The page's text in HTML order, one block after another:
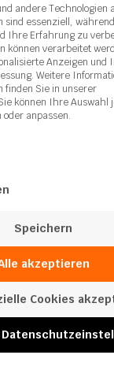
aus PVC – ø
andere Technologien
sind essenziell,
Ihre Erfahrung zu
können verarbeitet
Anzeigen und
Weitere
finden Sie in unserer
können Ihre Auswahl
anpassen.
Service-
Speichern
akzeptieren
Cookies